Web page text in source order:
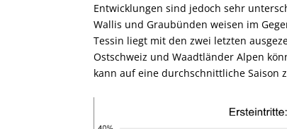
Entwicklungen sind jedoch sehr
Wallis und Graubünden weisen im
Tessin liegt mit den zwei letzten
Ostschweiz und Waadtländer Alpen
kann auf eine durchschnittliche Saison